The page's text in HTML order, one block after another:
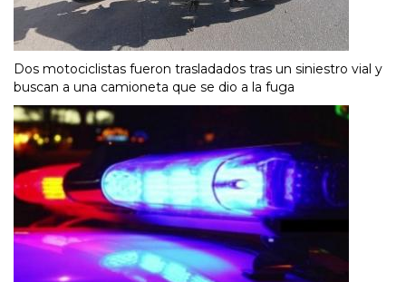
Dos motociclistas fueron trasladados tras un siniestro vial y
buscan a una camioneta que se dio a la fuga